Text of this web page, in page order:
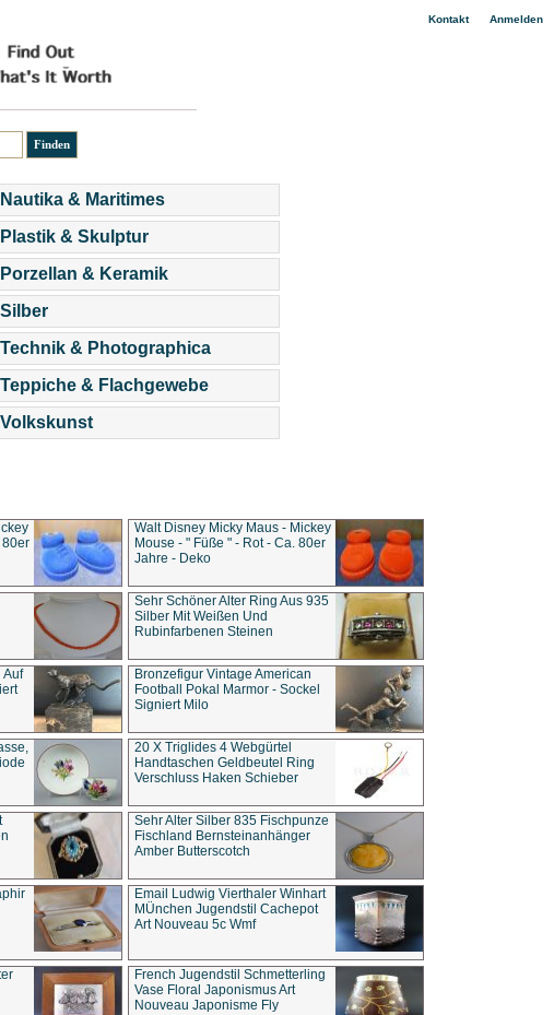
Kontakt| Anmelden
Nautika & Maritimes
Plastik & Skulptur
Porzellan & Keramik
Silber
Technik & Photographica
Teppiche & Flachgewebe
Volkskunst
80er
Walt Disney Micky Maus - Mickey
Mouse - " Füße " - Rot - Ca. 80er
Jahre - Deko
Sehr Schöner Alter Ring Aus 935
Silber Mit Weißen Und
Rubinfarbenen Steinen
Auf
Bronzefigur Vintage American
Football Pokal Marmor - Sockel
Signiert Milo
20 X Triglides 4 Webgürtel
Handtaschen Geldbeutel Ring
Verschluss Haken Schieber
Sehr Alter Silber 835 Fischpunze
Fischland Bernsteinanhänger
Amber Butterscotch
Email Ludwig Vierthaler Winhart
MÜnchen Jugendstil Cachepot
Art Nouveau 5c Wmf
French Jugendstil Schmetterling
Vase Floral Japonismus Art
Nouveau Japonisme Fly